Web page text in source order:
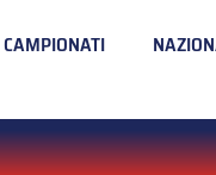
CAMPIONATI